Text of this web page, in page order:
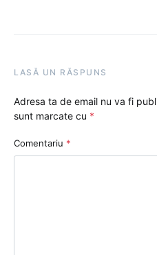
LASĂ UN RĂSPUNS
Adresa ta de email nu va fi
sunt marcate cu *
Comentariu *